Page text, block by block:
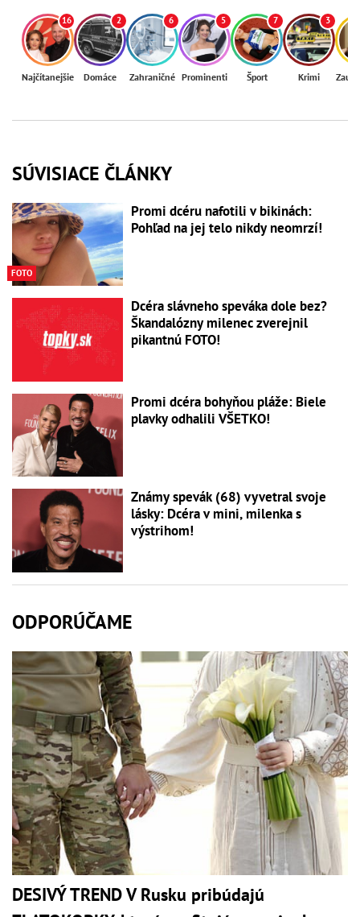
16
Najčítanejšie
2
Domáce
6
Zahraničné
5
Prominenti
7
Šport
3
Krimi
SÚVISIACE ČLÁNKY
FOTO
Promi dcéru nafotili v bikinách:
Pohľad na jej telo nikdy neomrzí!
Dcéra slávneho speváka dole bez?
Škandalózny milenec zverejnil
pikantnú FOTO!
Promi dcéra bohyňou pláže: Biele
plavky odhalili VŠETKO!
Známy spevák (68) vyvetral svoje
lásky: Dcéra v mini, milenka s
výstrihom!
ODPORÚČAME
DESIVÝ TREND V Rusku pribúdajú